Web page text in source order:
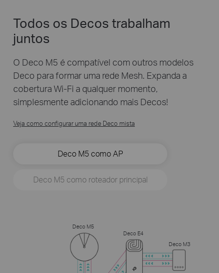
Todos os Decos trabalham
juntos
O Deco M5 é compatível com outros modelos
Deco para formar uma rede Mesh. Expanda a
cobertura Wi-Fi a qualquer momento,
simplesmente adicionando mais Decos!
Veja como configurar uma rede Deco mista
Deco M5 como AP
Deco M5 como roteador principal
Deco M5
Deco E4
Deco M3